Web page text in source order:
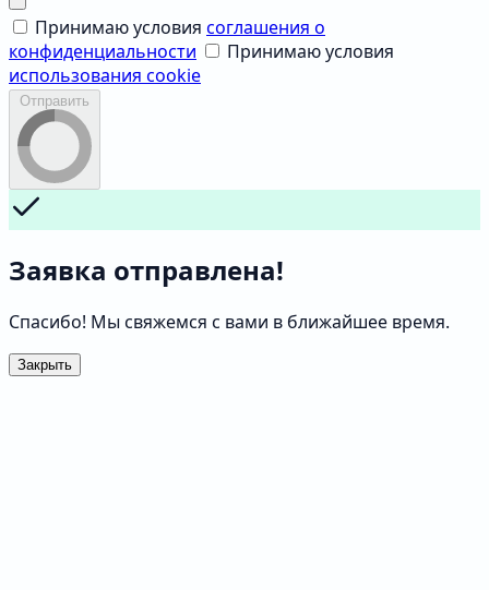
Принимаю условия соглашения о
конфиденциальности
Принимаю условия
использования cookie
Отправить
Заявка отправлена!
Спасибо! Мы свяжемся с вами в ближайшее время.
Закрыть